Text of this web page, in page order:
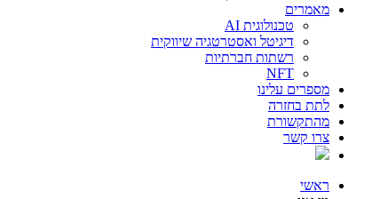
מאמרים
טכנולוגית AI
דיגיטל ואסטרטגיה שיווקית
רשתות חברתיות
NFT
מספרים עלינו
לתת בחזרה
מהתקשורת
צרו קשר
ראשי